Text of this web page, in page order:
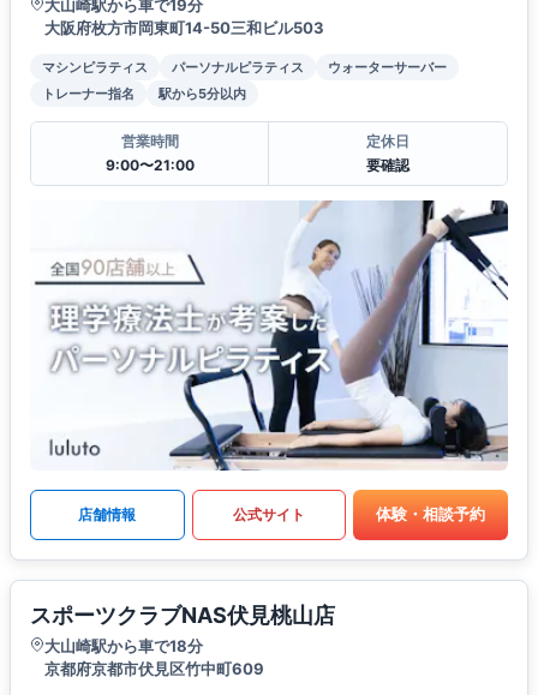
大山崎駅から車で19分
大阪府枚方市岡東町14-50三和ビル503
マシンピラティス パーソナルピラティス
ウォーターサーバー
トレーナー指名
駅から5分以内
営業時間
9:00〜21:00
定休日
要確認
店舗情報 公式サイト 体験・相談予約
スポーツクラブNAS伏見桃山店
大山崎駅から車で18分
京都府京都市伏見区竹中町609